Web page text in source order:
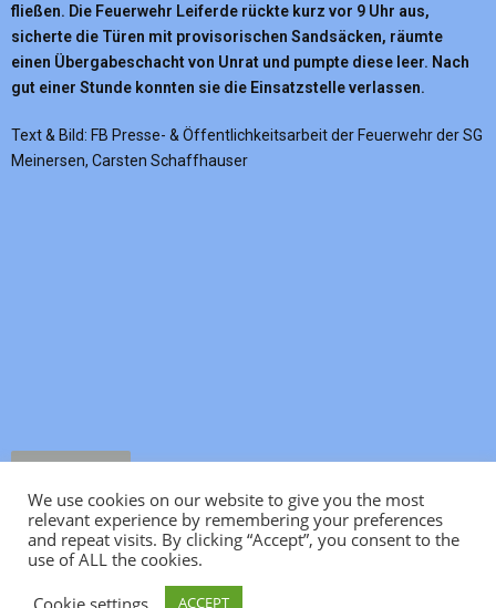
fließen. Die Feuerwehr Leiferde rückte kurz vor 9 Uhr aus,
sicherte die Türen mit provisorischen Sandsäcken, räumte
einen Übergabeschacht von Unrat und pumpte diese leer. Nach
gut einer Stunde konnten sie die Einsatzstelle verlassen.
Text & Bild: FB Presse- & Öffentlichkeitsarbeit der Feuerwehr der SG
Meinersen, Carsten Schaffhauser
We use cookies on our website to give you the most
relevant experience by remembering your preferences
and repeat visits. By clicking “Accept”, you consent to the
use of ALL the cookies.
Cookie settings
ACCEPT